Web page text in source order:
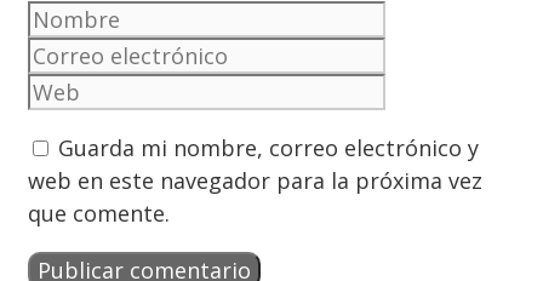
Nombre
electrónico
Guarda mi nombre, correo electrónico y
web en este navegador para la próxima vez
que comente.